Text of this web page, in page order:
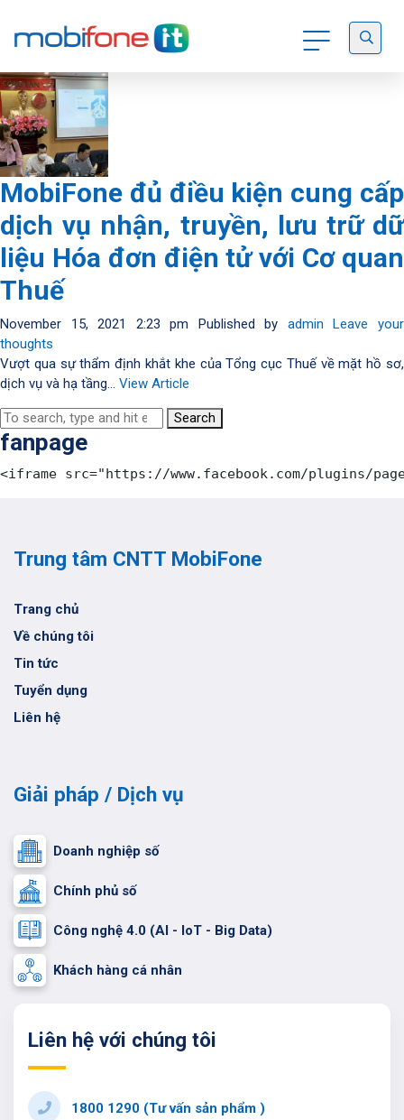
Tag Archive: VAN
MobiFone đủ điều kiện cung cấp
dịch vụ nhận, truyền, lưu trữ dữ
liệu Hóa đơn điện tử với Cơ quan
Thuế
November 15, 2021 2:23 pm Published by admin
Leave your
thoughts
Vượt qua sự thẩm định khắt khe của Tổng cục Thuế về mặt hồ sơ,
dịch vụ và hạ tầng... View Article
Search
fanpage
<iframe src="https://www.facebook.com/plugins/
Trung tâm CNTT MobiFone
Trang chủ
Về chúng tôi
Tin tức
Tuyển dụng
Liên hệ
Giải pháp / Dịch vụ
Doanh nghiệp số
Chính phủ số
Công nghệ 4.0 (AI - IoT - Big Data)
Khách hàng cá nhân
Liên hệ với chúng tôi
1800 1290 (Tư vấn sản phẩm )